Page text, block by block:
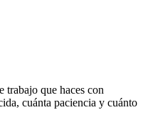
trabajo que haces con
cuánta paciencia y cuánto